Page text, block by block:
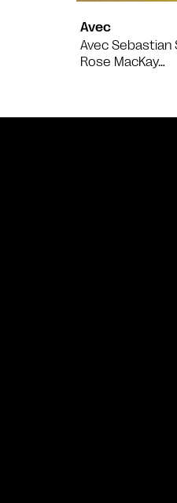
Avec
Avec Sebastian
Rose MacKay…